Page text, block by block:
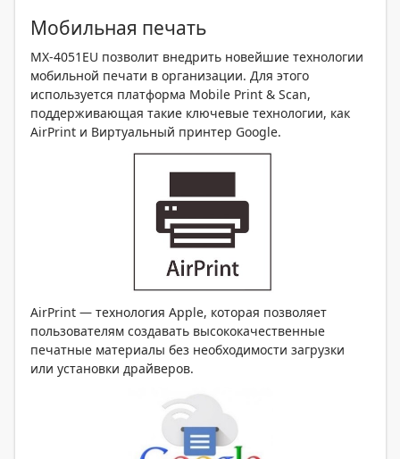
Мобильная печать
MX-4051EU позволит внедрить новейшие технологии
мобильной печати в организации. Для этого
используется платформа Mobile Print & Scan,
поддерживающая такие ключевые технологии, как
AirPrint и Виртуальный принтер Google.
AirPrint — технология Apple, которая позволяет
пользователям создавать высококачественные
печатные материалы без необходимости загрузки
или установки драйверов.